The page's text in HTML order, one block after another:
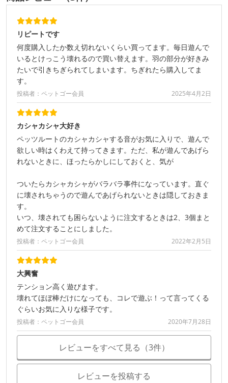
リピートです
何度購入したか数え切れないくらい買ってます。毎日遊んで
いるとけっこう壊れるので買い替えます。羽の部分が好きみ
たいで引きちぎられてしまいます。ちぎれたら購入してま
す。
投稿者：ペットゴー会員 2025年4月2日
カシャカシャ大好き
ペッツルートのカシャカシャする音がお気に入りで、遊んで
欲しい時はくわえて持ってきます。ただ、私が遊んであげら
れないときに、ほったらかしにしておくと、気が
ついたらカシャカシャがバラバラ事件になっています。直ぐ
に壊されちゃうので遊んであげられないときは隠しておきま
す。
いつ、壊されても困らないように注文するときは2、3個まと
めて注文することにしました。
投稿者：ペットゴー会員 2022年2月5日
大興奮
テンション高く遊びます。
壊れてほぼ棒だけになっても、コレで遊ぶ！って言ってくる
ぐらいお気に入りな様子です。
投稿者：ペットゴー会員 2020年7月28日
レビューをすべて見る（3件）
レビューを投稿する